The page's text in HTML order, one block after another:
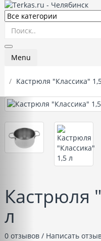
Menu
Кастрюля "Классика"
Кастрюля
л
0 отзывов / Написать